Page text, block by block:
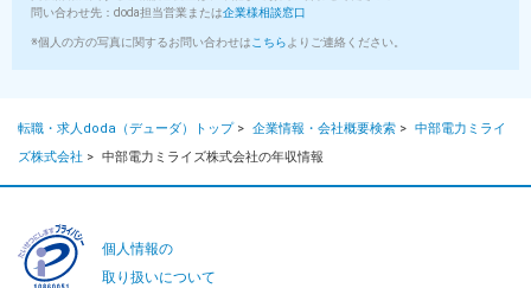
問い合わせ先：doda担当営業または企業様相談窓口
※個人の方の写真に関するお問い合わせは こちら よりご連絡ください。
転職・求人doda（デューダ）トップ> 企業情報・会社概要検索 > 中部電力ミライ
ズ株式会社 > 中部電力ミライズ株式会社の年収情報
個人情報の
取り扱いについて